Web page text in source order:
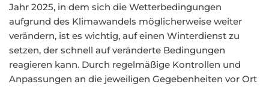
Jahr 2025, in dem sich die Wetterbedingungen
aufgrund des Klimawandels möglicherweise weiter
verändern, ist es wichtig, auf einen Winterdienst zu
setzen, der schnell auf veränderte Bedingungen
reagieren kann. Durch regelmäßige Kontrollen und
Anpassungen an die jeweiligen Gegebenheiten vor Ort